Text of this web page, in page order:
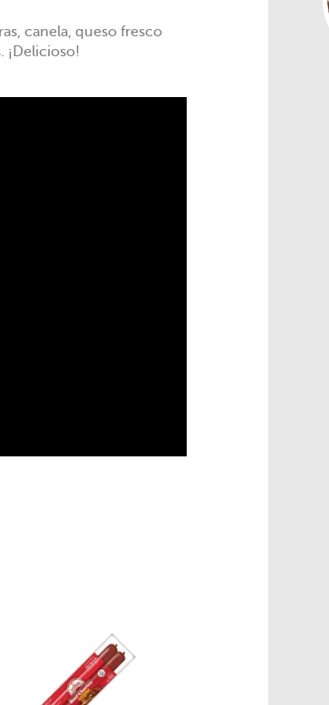
canela, queso fresco
¡Delicioso!